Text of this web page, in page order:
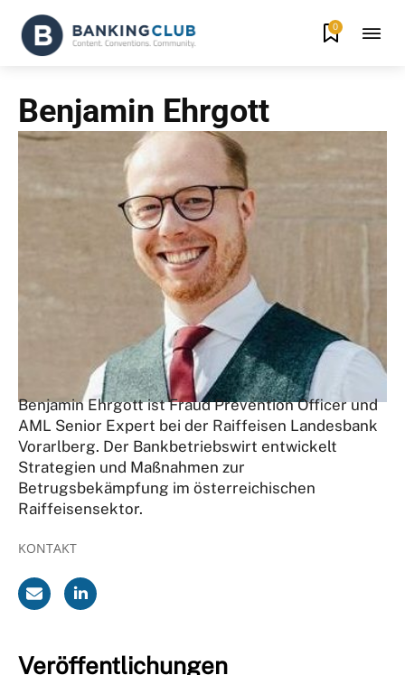
0
Benjamin Ehrgott
Benjamin Ehrgott ist Fraud Prevention Officer und
AML Senior Expert bei der Raiffeisen Landesbank
Vorarlberg. Der Bankbetriebswirt entwickelt
Strategien und Maßnahmen zur
Betrugsbekämpfung im österreichischen
Raiffeisensektor.
KONTAKT
Veröffentlichungen